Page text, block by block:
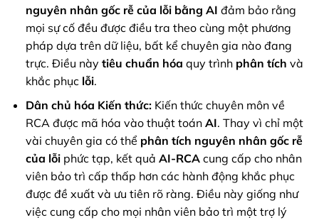
nguyên nhân gốc rễ của lỗi bằng AI đảm bảo rằng
mọi sự cố đều được điều tra theo cùng một phương
pháp dựa trên dữ liệu, bất kể chuyên gia nào đang
trực. Điều này tiêu chuẩn hóa quy trình phân tích và
khắc phục lỗi.
Dân chủ hóa Kiến thức:Kiến thức chuyên môn về
RCA được mã hóa vào thuật toán AI. Thay vì chỉ một
vài chuyên gia có thể phân tích nguyên nhân gốc rễ
của lỗiphức tạp, kết quả AI-RCAcung cấp cho nhân
viên bảo trì cấp thấp hơn các hành động khắc phục
được đề xuất và ưu tiên rõ ràng. Điều này giống như
việc cung cấp cho mọi nhân viên bảo trì một trợ lý